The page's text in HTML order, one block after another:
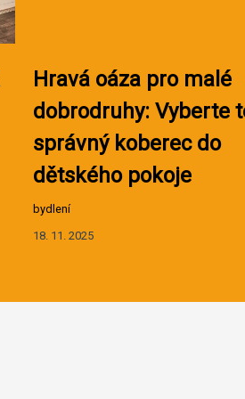
Hravá oáza pro malé
dobrodruhy: Vyberte
správný koberec do
dětského pokoje
bydlení
18. 11. 2025